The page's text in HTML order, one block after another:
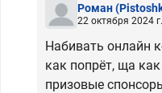
Роман
22 октября 2024 г.
Набивать онлайн
как попрёт, ща
призовые